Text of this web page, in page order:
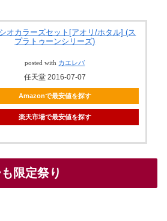
オカラーズセット[アオリ/ホタル] (ス
プラトゥーンシリーズ)
posted with カエレバ
任天堂 2016-07-07
Amazonで最安値を探す
楽天市場で最安値を探す
限定祭り